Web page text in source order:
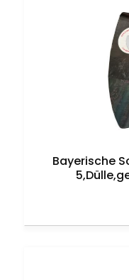
Bayerische